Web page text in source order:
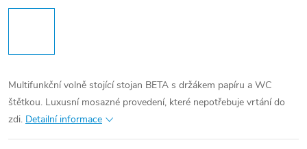
Multifunkční volně stojící stojan BETA s držákem papíru a WC
štětkou. Luxusní mosazné provedení, které nepotřebuje vrtání do
zdi. Detailní informace